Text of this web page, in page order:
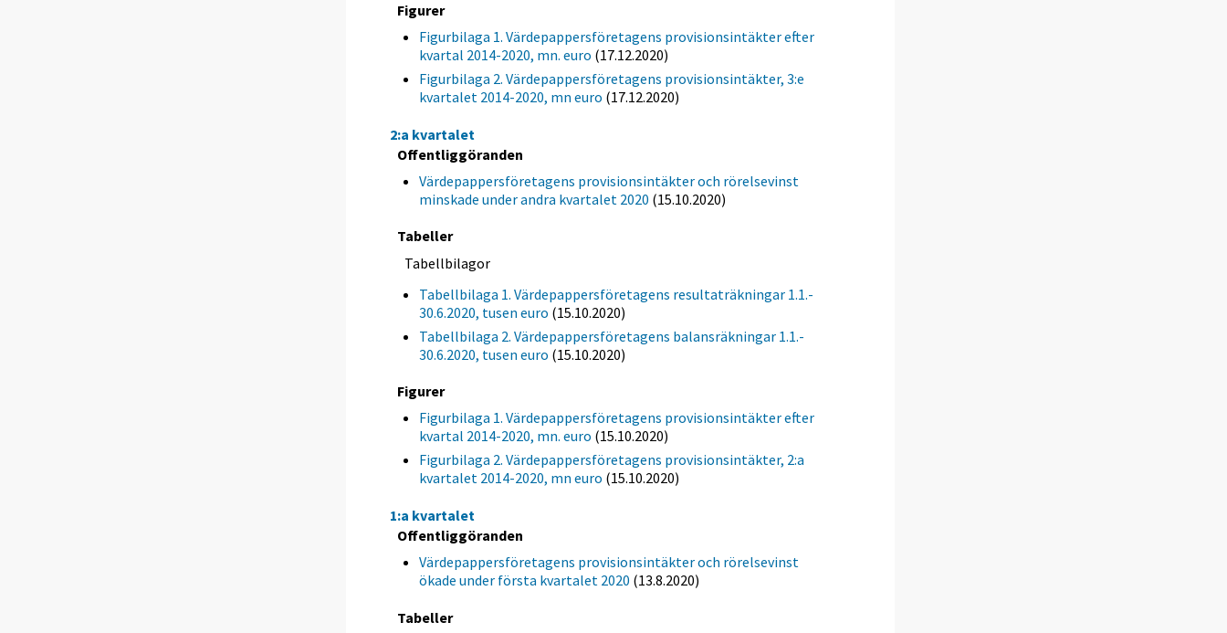
Figurer
Figurbilaga 1. Värdepappersföretagens provisionsintäkter efter
kvartal 2014-2020, mn. euro (17.12.2020)
Figurbilaga 2. Värdepappersföretagens provisionsintäkter, 3:e
kvartalet 2014-2020, mn euro (17.12.2020)
2:a kvartalet
Offentliggöranden
Värdepappersföretagens provisionsintäkter och rörelsevinst
minskade under andra kvartalet 2020 (15.10.2020)
Tabeller
Tabellbilagor
Tabellbilaga 1. Värdepappersföretagens resultaträkningar 1.1.-
30.6.2020, tusen euro (15.10.2020)
Tabellbilaga 2. Värdepappersföretagens balansräkningar 1.1.-
30.6.2020, tusen euro (15.10.2020)
Figurer
Figurbilaga 1. Värdepappersföretagens provisionsintäkter efter
kvartal 2014-2020, mn. euro (15.10.2020)
Figurbilaga 2. Värdepappersföretagens provisionsintäkter, 2:a
kvartalet 2014-2020, mn euro (15.10.2020)
1:a kvartalet
Offentliggöranden
Värdepappersföretagens provisionsintäkter och rörelsevinst
ökade under första kvartalet 2020 (13.8.2020)
Tabeller